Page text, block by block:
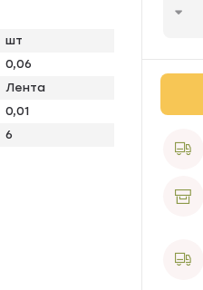
шт
0,06
Лента
0,01
6